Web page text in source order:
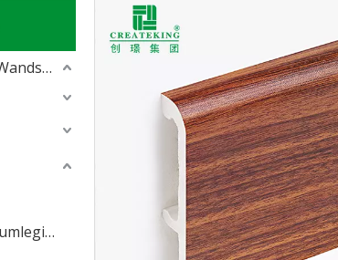
PVC-Wandpaneele und Wandschalung
Sockelleiste aus Aluminiumlegierung